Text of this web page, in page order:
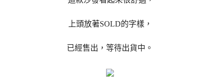
上頭放著SOLD的字樣，
已經售出，等待出貨中。